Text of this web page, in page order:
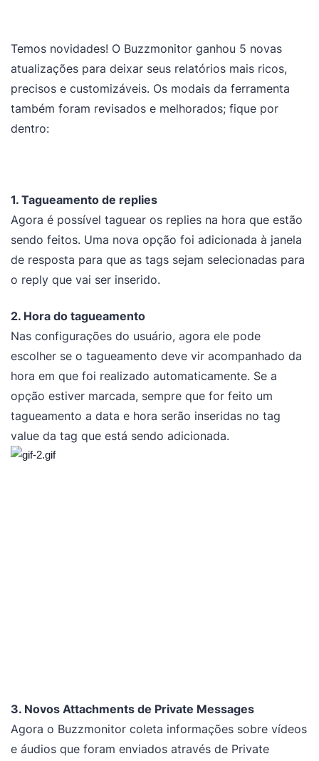
Temos novidades! O Buzzmonitor ganhou 5 novas
atualizações para deixar seus relatórios mais ricos,
precisos e customizáveis. Os modais da ferramenta
também foram revisados e melhorados; fique por
dentro:
1. Tagueamento de replies
Agora é possível taguear os replies na hora que estão
sendo feitos. Uma nova opção foi adicionada à janela
de resposta para que as tags sejam selecionadas para
o reply que vai ser inserido.
2. Hora do tagueamento
Nas configurações do usuário, agora ele pode
escolher se o tagueamento deve vir acompanhado da
hora em que foi realizado automaticamente. Se a
opção estiver marcada, sempre que for feito um
tagueamento a data e hora serão inseridas no tag
value da tag que está sendo adicionada.
3. Novos Attachments de Private Messages
Agora o Buzzmonitor coleta informações sobre vídeos
e áudios que foram enviados através de Private